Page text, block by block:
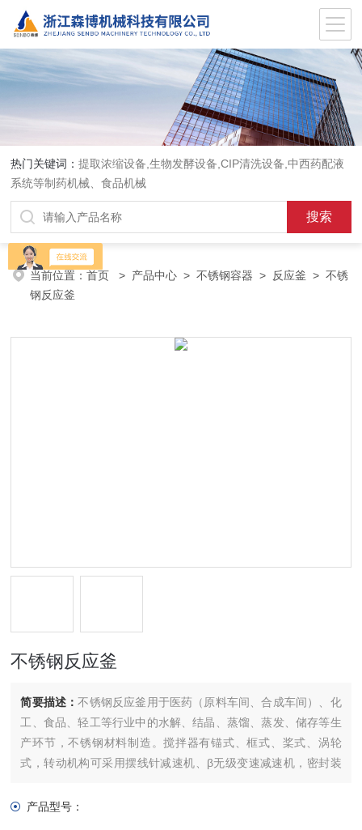
热门关键词：提取浓缩设备,生物发酵设备,CIP清洗设备,中西药配液
系统等制药机械、食品机械
当前位置：首页 > 产品中心 >不锈钢容器 > 反应釜 > 不锈
钢反应釜
不锈钢反应釜
简要描述：不锈钢反应釜用于医药（原料车间、合成车间）、化
工、食品、轻工等行业中的水解、结晶、蒸馏、蒸发、储存等生
产环节，不锈钢材料制造。搅拌器有锚式、框式、桨式、涡轮
式，转动机构可采用摆线针减速机、β无级变速减速机，密封装
电加热、导热油、以满足耐碱、耐高温、耐磨损、抗腐蚀等不同
产品型号：